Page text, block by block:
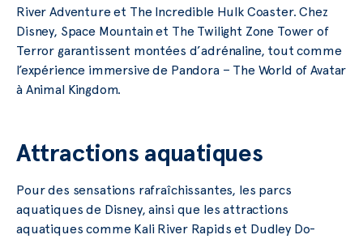
River Adventure et The Incredible Hulk Coaster. Chez
Disney, Space Mountain et The Twilight Zone Tower of
Terror garantissent montées d’adrénaline, tout comme
l’expérience immersive de Pandora – The World of Avatar
à Animal Kingdom.
Attractions aquatiques
Pour des sensations rafraîchissantes, les parcs
aquatiques de Disney, ainsi que les attractions
aquatiques comme Kali River Rapids et Dudley Do-